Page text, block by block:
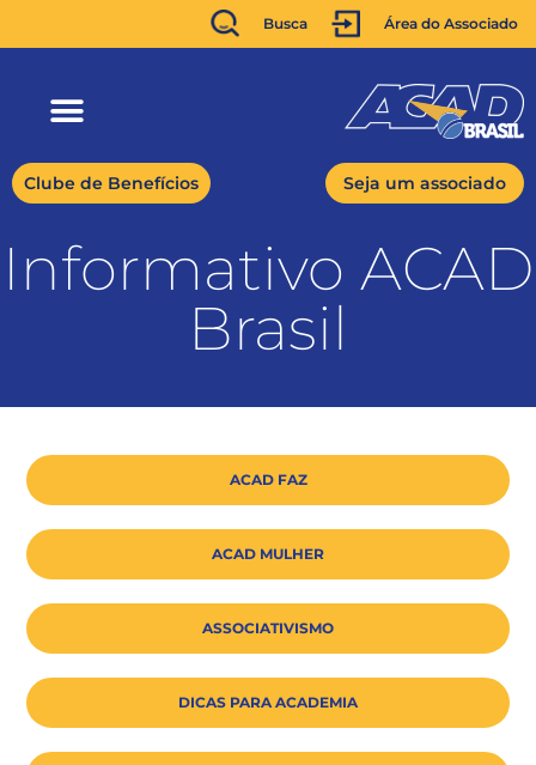
Busca Área do Associado
Clube de Benefícios Seja um associado
Informativo ACAD
Brasil
ACAD FAZ
ACAD MULHER
ASSOCIATIVISMO
DICAS PARA ACADEMIA